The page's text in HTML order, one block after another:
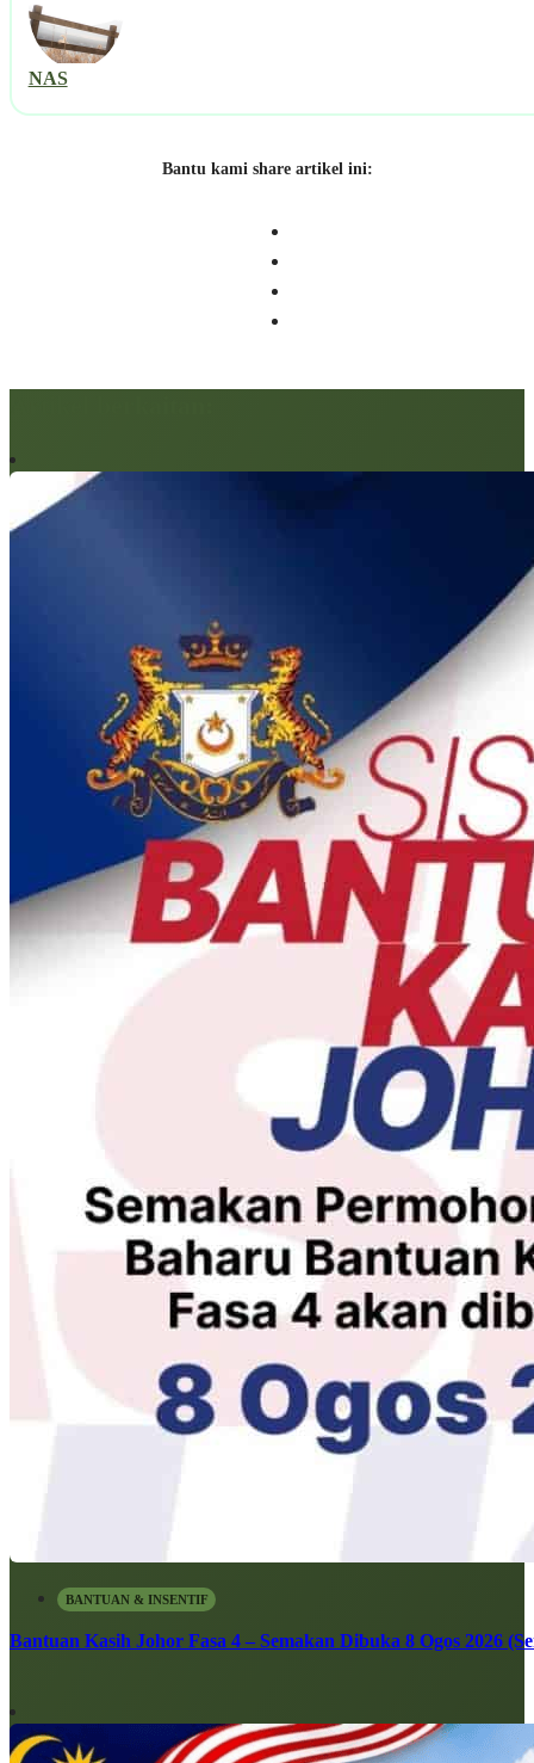
NAS
Bantu kami share artikel ini:
BANTUAN & INSENTIF
Bantuan Kasih Johor Fasa 4 – Semakan Dibuka 8 Ogos 2026